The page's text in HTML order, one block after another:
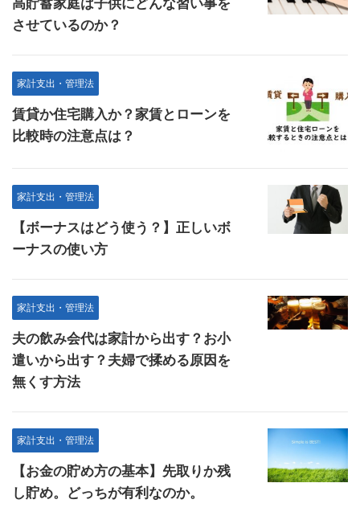
高貯蓄家庭は子供にどんな習い事を
させているのか？
家計支出・管理法
賃貸か住宅購入か？家賃とローンを
比較時の注意点は？
家計支出・管理法
【ボーナスはどう使う？】正しいボ
ーナスの使い方
家計支出・管理法
夫の飲み会代は家計から出す？お小
遣いから出す？夫婦で揉める原因を
無くす方法
家計支出・管理法
【お金の貯め方の基本】先取りか残
し貯め。どっちが有利なのか。